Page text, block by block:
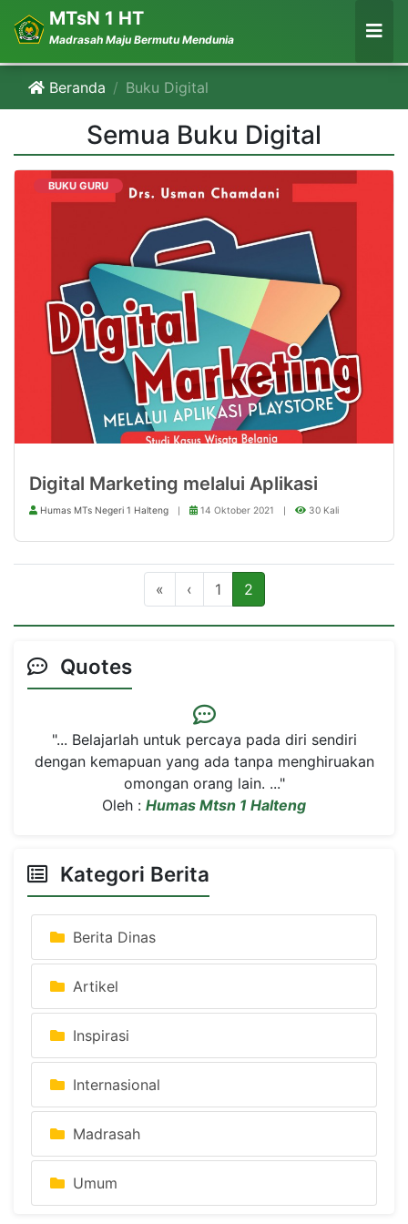
MTsN 1 HT
Madrasah Maju Bermutu Mendunia
Beranda Buku Digital
Semua Buku Digital
BUKU GURU
Digital Marketing melalui Aplikasi
Humas MTs Negeri 1 Halteng 14 Oktober 2021 30 Kali
« ‹ 1 2
Quotes
"... Belajarlah untuk percaya pada diri sendiri
dengan kemapuan yang ada tanpa menghiruakan
omongan orang lain. ..."
Oleh : Humas Mtsn 1 Halteng
Kategori Berita
Berita Dinas
Artikel
Inspirasi
Internasional
Madrasah
Umum